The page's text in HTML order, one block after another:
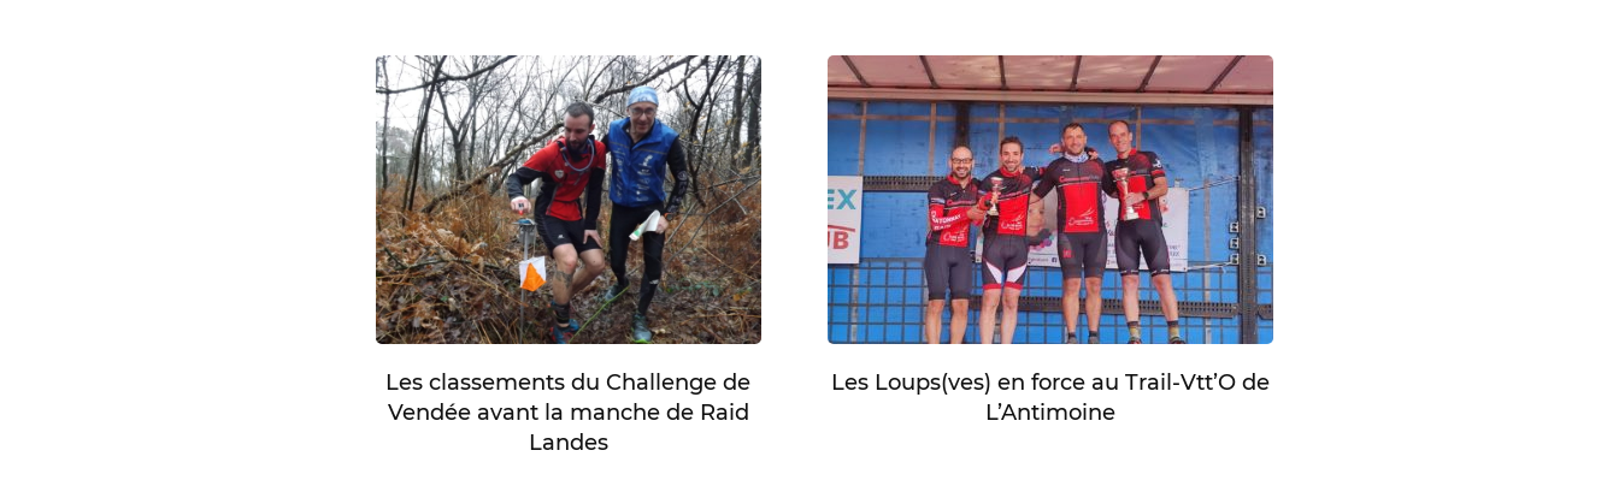
Les classements du Challenge de
Vendée avant la manche de Raid
Landes
Les Loups(ves) en force au Trail-Vtt’O de
L’Antimoine